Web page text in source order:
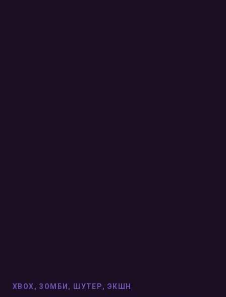
XBOX, ЗОМБИ , ШУТЕР,ЭКШН